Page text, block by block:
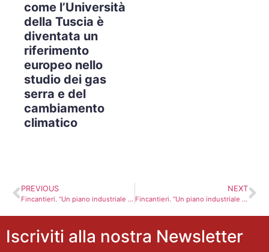
come l’Università
della Tuscia è
diventata un
riferimento
europeo nello
studio dei gas
serra e del
cambiamento
climatico
PREVIOUS
Fincantieri. “Un piano industriale inaccettabile”. Lavoratori sul piede di guerra
NEXT
Fincantieri. “Un piano industriale inaccettabile”. Lavoratori sul piede di guerra
Iscriviti alla nostra Newsletter